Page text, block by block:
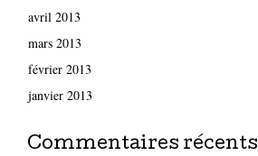
avril 2013
mars 2013
février 2013
janvier 2013
Commentaires récents